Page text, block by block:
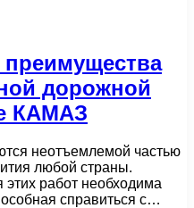
дорожной
КАМАЗ
неотъемлемой частью
любой страны.
работ необходима
справиться с…